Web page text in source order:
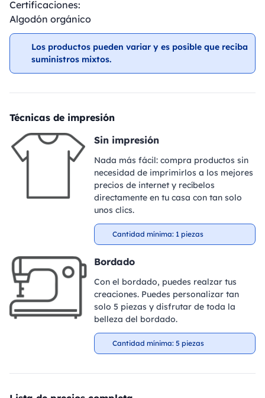
Certificaciones:
Algodón orgánico
Los productos pueden variar y es posible que reciba
suministros mixtos.
Técnicas de impresión
Sin impresión
Nada más fácil: compra productos sin
necesidad de imprimirlos a los mejores
precios de internet y recíbelos
directamente en tu casa con tan solo
unos clics.
Cantidad mínima: 1 piezas
Bordado
Con el bordado, puedes realzar tus
creaciones. Puedes personalizar tan
solo 5 piezas y disfrutar de toda la
belleza del bordado.
Cantidad mínima: 5 piezas